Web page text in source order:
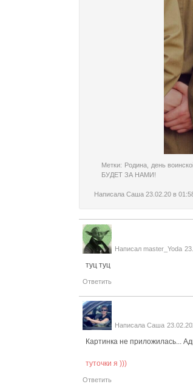
Метки: Родина, день
БУДЕТ ЗА НАМИ!
Написала Саша 23.02.20 в
Написал master_Yoda
туц туц
Ответить
Написала Саша
Картинка не приложилась...
туточки я )))
Ответить